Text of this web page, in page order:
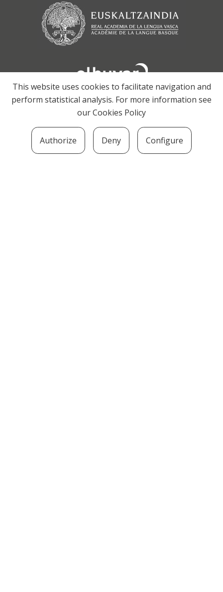
This website uses cookies to facilitate navigation and
perform statistical analysis. For more information see
ourCookies Policy
Authorize Deny Configure